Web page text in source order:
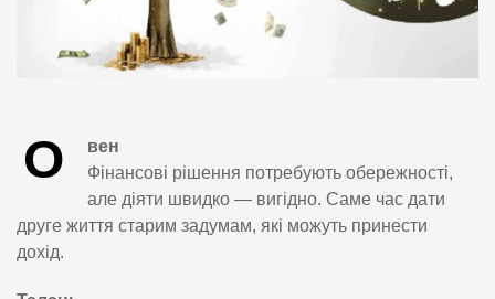
О
вен
Фінансові рішення потребують обережності,
але діяти швидко — вигідно. Саме час дати
друге життя старим задумам, які можуть принести
дохід.